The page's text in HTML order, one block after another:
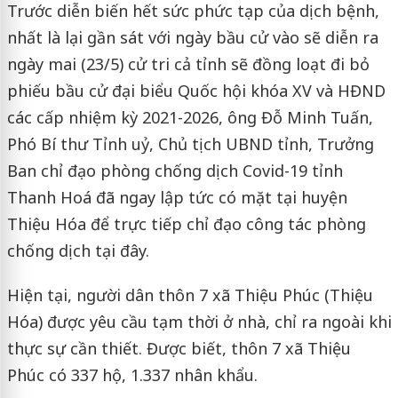
Trước diễn biến hết sức phức tạp của dịch bệnh,
nhất là lại gần sát với ngày bầu cử vào sẽ diễn ra
ngày mai (23/5) cử tri cả tỉnh sẽ đồng loạt đi bỏ
phiếu bầu cử đại biểu Quốc hội khóa XV và HĐND
các cấp nhiệm kỳ 2021-2026, ông Đỗ Minh Tuấn,
Phó Bí thư Tỉnh uỷ, Chủ tịch UBND tỉnh, Trưởng
Ban chỉ đạo phòng chống dịch Covid-19 tỉnh
Thanh Hoá đã ngay lập tức có mặt tại huyện
Thiệu Hóa để trực tiếp chỉ đạo công tác phòng
chống dịch tại đây.
Hiện tại, người dân thôn 7 xã Thiệu Phúc (Thiệu
Hóa) được yêu cầu tạm thời ở nhà, chỉ ra ngoài khi
thực sự cần thiết. Được biết, thôn 7 xã Thiệu
Phúc có 337 hộ, 1.337 nhân khẩu.